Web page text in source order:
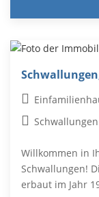
Schwallungen
Willkommen in
Schwallungen!
erbaut im Jahr